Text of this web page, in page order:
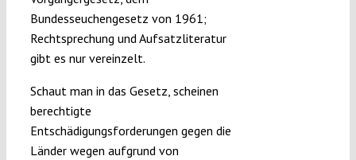
Bundesseuchengesetz von 1961;
Rechtsprechung und Aufsatzliteratur
gibt es nur vereinzelt.
Schaut man in das Gesetz, scheinen
berechtigte
Entschädigungsforderungen gegen die
Länder wegen aufgrund von